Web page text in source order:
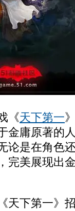
《天下第一
金庸原著的
论是在角色
完美展现出
下第一》